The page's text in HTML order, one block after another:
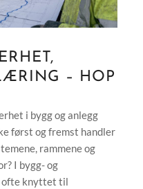
– HOP
i bygg og anlegg
først og fremst handler
rammene og
I bygg- og
ofte knyttet til